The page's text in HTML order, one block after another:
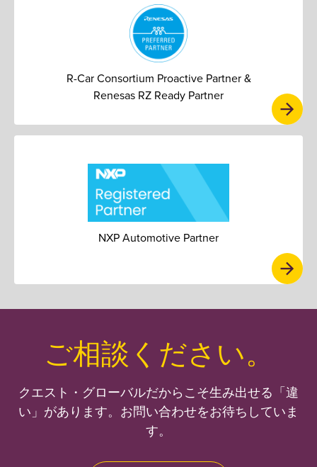
R-Car Consortium Proactive Partner &
Renesas RZ Ready Partner
NXP Automotive Partner
ご相談ください。
クエスト・グローバルだからこそ生み出せる「違
い」があります。お問い合わせをお待ちしていま
す。